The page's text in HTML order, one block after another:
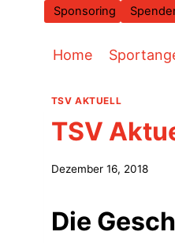
Sponsoring
Home
TSV AKTUELL
TSV
Dezember 16, 2018
Die